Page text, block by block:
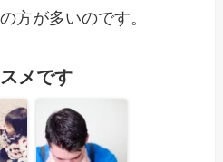
方が多いのです。
メです